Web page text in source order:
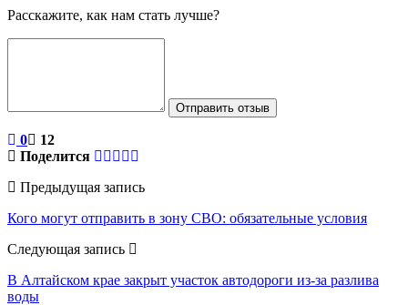
Расскажите, как нам стать лучше?
Отправить отзыв
0
12
Поделится
Предыдущая запись
Кого могут отправить в зону СВО: обязательные условия
Следующая запись
В Алтайском крае закрыт участок автодороги из-за разлива
воды